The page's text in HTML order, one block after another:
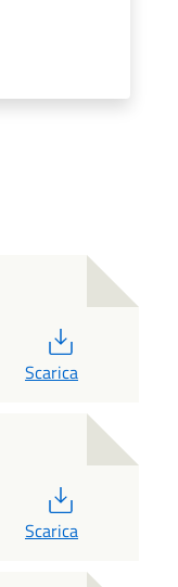
Scarica
Scarica